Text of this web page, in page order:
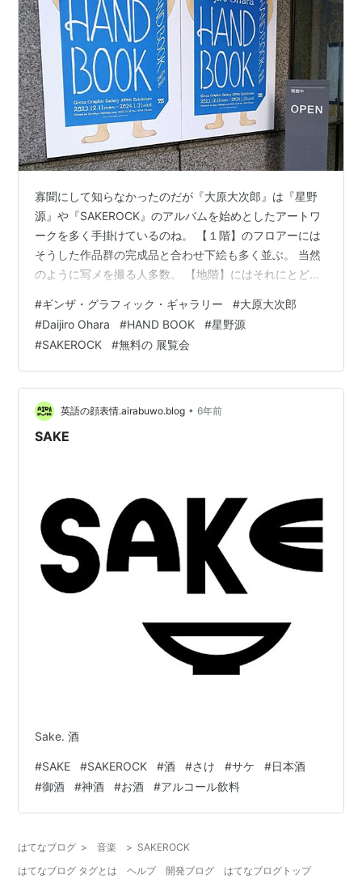
寡聞にして知らなかったのだが『大原大次郎』は『星野
源』や『SAKEROCK』のアルバムを始めとしたアートワ
ークを多く手掛けているのね。 【１階】のフロアーには
そうした作品群の完成品と合わせ下絵も多く並ぶ。 当然
のように写メを撮る人多数。 【地階】にはそれにとどま
覧できる展示。 が、下絵や素材が並んでいるのは共通。
グラフィックデザイナーの試行や制作の過程の一端を垣
間見られるまたとない機会。 会期は～1月31日（水）ま
で。 会場内は当然、同氏のファン以外でも多くの来場
者。
#ギンザ・グラフィック・ギャラリー #大原大次郎
#Daijiro Ohara #HAND BOOK #星野源
#SAKEROCK #無料の 展覧会
英語の顔表情.airabuwo.blog • 6年前
SAKE
Sake. 酒
#SAKE #SAKEROCK #酒 #さけ #サケ #日本酒
#御酒 #神酒 #お酒 #アルコール飲料
はてなブログ > 音楽 > SAKEROCK
はてなブログ タグとは
ヘルプ 開発ブログ はてなブログトップ